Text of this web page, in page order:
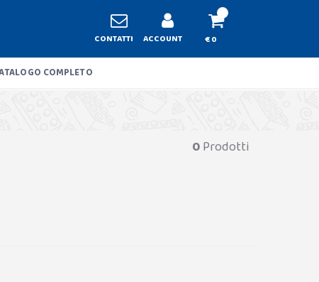
CONTATTI ACCOUNT € 0
COMPLETO
0Prodotti